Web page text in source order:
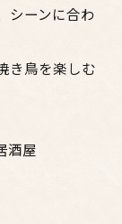
シーンに合わ
き鳥を楽しむ
酒屋